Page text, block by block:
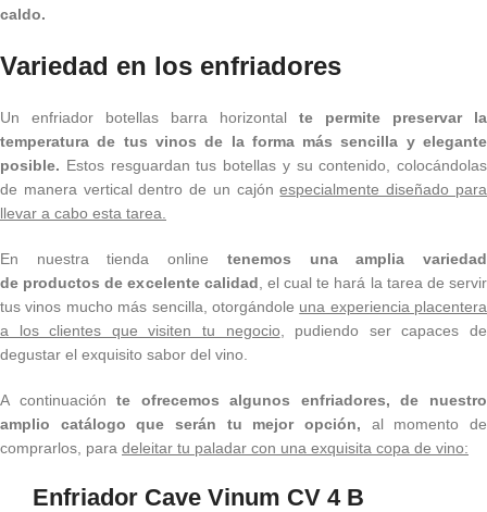
caldo.
Variedad en los enfriadores
Un enfriador botellas barra horizontal te permite preservar la
temperatura de tus vinos de la forma más sencilla y elegante
posible. Estos resguardan tus botellas y su contenido, colocándolas
de manera vertical dentro de un cajónespecialmente diseñado para
llevar a cabo esta tarea.
En nuestra tienda online tenemos una amplia variedad
de productos de excelente calidad , el cual te hará la tarea de servir
tus vinos mucho más sencilla, otorgándole una experiencia placentera
a los clientes que visiten tu negocio , pudiendo ser capaces de
degustar el exquisito sabor del vino.
A continuaciónte ofrecemos algunos enfriadores, de nuestro
amplio catálogo que serán tu mejor opción, al momento de
comprarlos, para deleitar tu paladar con una exquisita copa de vino:
Enfriador Cave Vinum CV 4 B